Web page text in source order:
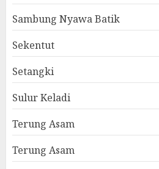
Sambung Nyawa Batik
Sekentut
Setangki
Sulur Keladi
Terung Asam
Terung Asam